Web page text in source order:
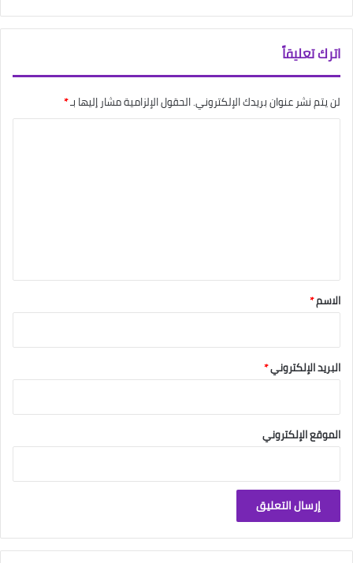
اترك تعليقاً
لن يتم نشر عنوان بريدك الإلكتروني.الحقول الإلزامية مشار إليها بـ*
*
الاسم*
البريد الإلكتروني*
الموقع الإلكتروني